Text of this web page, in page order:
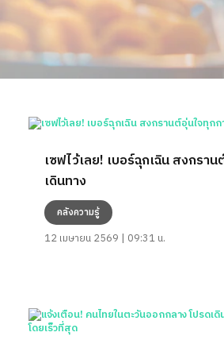
เซฟไว้เลย! เบอร์ฉุกเฉิน สงกรา
เดินทาง
คลังความรู้
12 เมษายน 2569 | 09:31 น.